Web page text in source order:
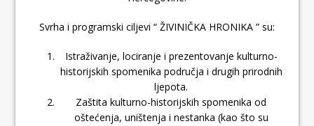
Svrha i programski ciljevi “ ŽIVINIČKA HRONIKA ” su:
Istraživanje, lociranje i prezentovanje kulturno-
historijskih spomenika područja i drugih prirodnih
ljepota.
Zaštita kulturno-historijskih spomenika od
oštećenja, uništenja i nestanka (kao što su